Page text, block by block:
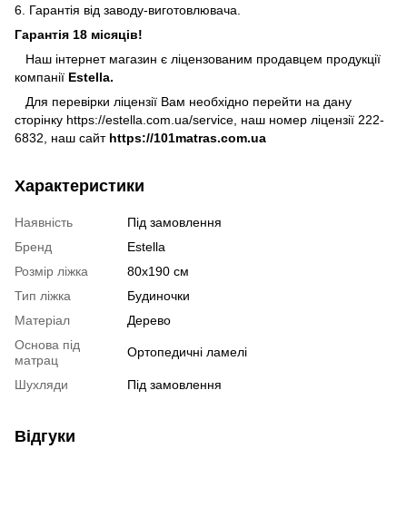
6. Гарантія від заводу-виготовлювача.
Гарантія 18 місяців!
Наш інтернет магазин є ліцензованим продавцем продукції
компанії Еstella.
Для перевірки ліцензії Вам необхідно перейти на дану
сторінку https://estella.com.ua/service, наш номер ліцензії 222-
6832, наш сайт https://101matras.com.ua
Характеристики
Наявність
Під замовлення
Бренд
Estella
Розмір ліжка
80х190 см
Тип ліжка
Будиночки
Матеріал
Дерево
Основа під
матрац
Ортопедичні ламелі
Шухляди Під замовлення
Відгуки